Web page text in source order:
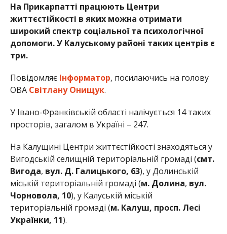
На Прикарпатті працюють Центри
життєстійкості в яких можна отримати
широкий спектр соціальної та психологічної
допомоги. У Калуському районі таких центрів є
три.
Повідомляє Інформатор, посилаючись на голову
ОВА Світлану Онищук.
У Івано-Франківській області налічується 14 таких
просторів, загалом в Україні – 247.
На Калущині Центри життєстійкості знаходяться у
Вигодській селищній територіальній громаді (смт.
Вигода, вул. Д. Галицького, 63), у Долинській
міській територіальній громаді (м. Долина, вул.
Чорновола, 10), у Калуській міській
територіальній громаді (м. Калуш, просп. Лесі
Українки, 11).